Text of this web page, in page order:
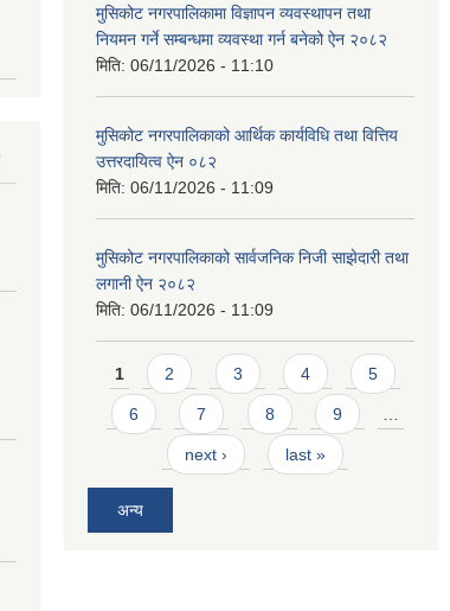
मुसिकोट नगरपालिकामा विज्ञापन व्यवस्थापन तथा
नियमन गर्ने सम्बन्धमा व्यवस्था गर्न बनेको ऐन २०८२
मिति: 06/11/2026 - 11:10
मुसिकोट नगरपालिकाको आर्थिक कार्यविधि तथा वित्तिय
उत्तरदायित्व ऐन ०८२
मिति: 06/11/2026 - 11:09
मुसिकोट नगरपालिकाको सार्वजनिक निजी साझेदारी तथा
लगानी ऐन २०८२
मिति: 06/11/2026 - 11:09
Pages
1 2 3 4 5
6 7 8 9 …
next › last »
अन्य